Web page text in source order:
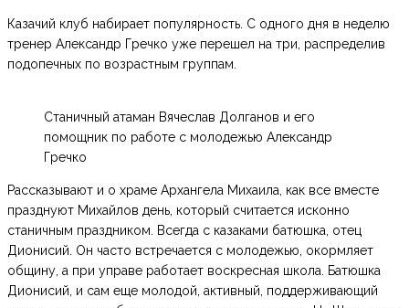
Казачий клуб набирает популярность. С одного дня в неделю
тренер Александр Гречко уже перешел на три, распределив
подопечных по возрастным группам.
Станичный атаман Вячеслав Долганов и его
помощник по работе с молодежью Александр
Гречко
Рассказывают и о храме Архангела Михаила, как все вместе
празднуют Михайлов день, который считается исконно
станичным праздником. Всегда с казаками батюшка, отец
Дионисий. Он часто встречается с молодежью, окормляет
общину, а при управе работает воскресная школа. Батюшка
Дионисий, и сам еще молодой, активный, поддерживающий